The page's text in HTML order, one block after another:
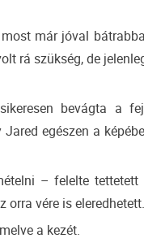
már jóval
rá szükség, de
bevágta a
egészen a
– felelte tettetett
orra vére is eleredhetett.
a kezét.